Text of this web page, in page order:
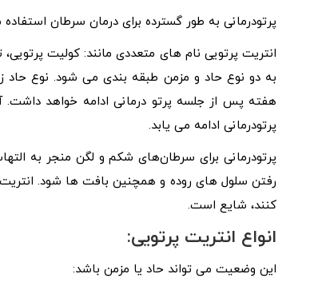
پرتودرمانی به طور گسترده برای درمان سرطان
انتریت پرتویی نام های متعددی مانند: کولیت پرتویی،
به دو نوع حاد و مزمن طبقه بندی می شود. نوع
هفته پس از جلسه پرتو درمانی ادامه خواهد داشت.
پرتودرمانی ادامه می یابد.
پرتودرمانی برای سرطان‌های شکم و لگن منجر به
رفتن سلول های روده و همچنین بافت ها شود. انتریت
کنند، شایع است.
انواع انتریت پرتویی:
این وضعیت می تواند حاد یا مزمن باشد: